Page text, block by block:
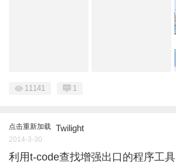
11141 1
点击重新加载 Twilight
2014-3-30
利用t-code查找增强出口的程序工具